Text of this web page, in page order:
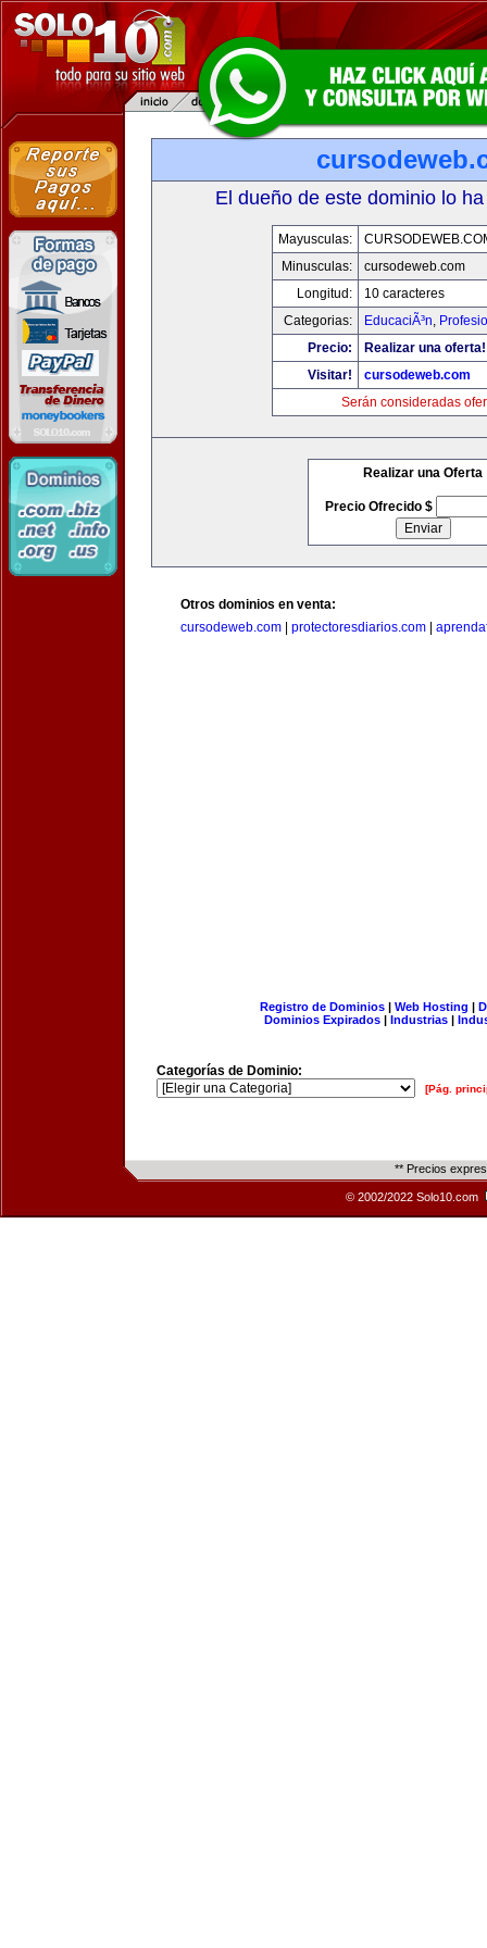
El dueño de este dominio lo
Mayusculas:
Minusculas:
cursodeweb.com
Longitud:
10 caracteres
Categorias:
EducaciÃ³n,
Precio:
Realizar una oferta!
Visitar!
cursodeweb.com
Serán consideradas
Realizar una Oferta
Precio Ofrecido $
Otros dominios en venta:
cursodeweb.com
protectoresdiarios.com
Registro de Dominios| Web Hosting |
Dominios Expirados | Industrias |
Categorías de Dominio:
[Pág.
** Precios
© 2002/2022 Solo10.com